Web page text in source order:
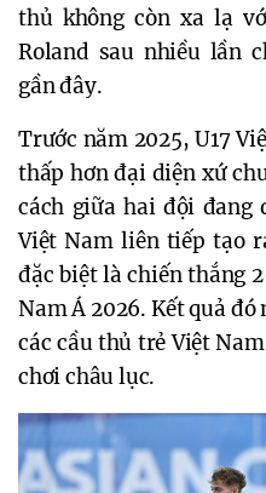
thủ không còn xa lạ
Roland sau nhiều lần
gần đây.
Trước năm 2025, U17
thấp hơn đại diện xứ
cách giữa hai đội đang
Việt Nam liên tiếp tạo
đặc biệt là chiến thắng
Nam Á 2026. Kết quả
các cầu thủ trẻ Việt
chơi châu lục.